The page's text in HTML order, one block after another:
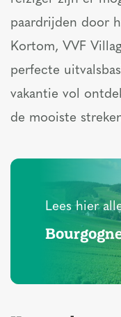
paardrijden door
Kortom, VVF
perfecte
vakantie vol
de mooiste
Lees hier